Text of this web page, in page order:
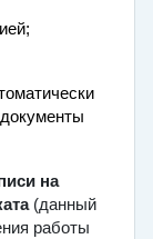
на
(данный
работы